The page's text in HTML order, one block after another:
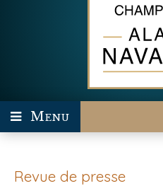
Menu
Revue de presse